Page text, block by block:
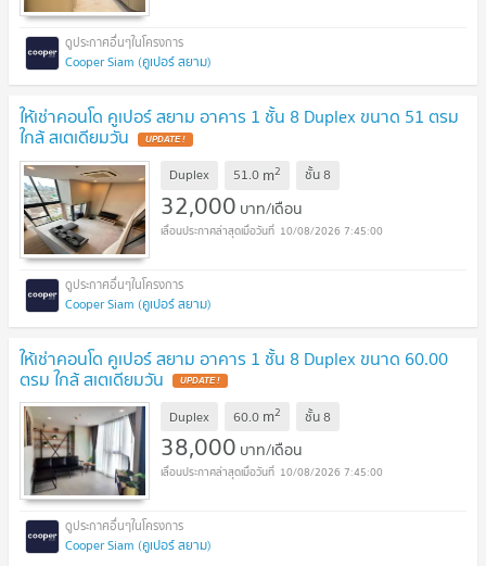
Cooper Siam (คูเปอร์ สยาม)
ให้เช่าคอนโด คูเปอร์ สยาม อาคาร 1 ชั้น 8 Duplex ขนาด 51 ตรม
ใกล้ สเตเดียมวัน UPDATE !
Duplex 51.0 m2 ชั้น8
32,000 บาท/เดือน
10/08/2026 7:45:00
Cooper Siam (คูเปอร์ สยาม)
ให้เช่าคอนโด คูเปอร์ สยาม อาคาร 1 ชั้น 8 Duplex ขนาด 60.00
ตรม ใกล้ สเตเดียมวัน UPDATE !
Duplex 60.0 m2 ชั้น8
38,000 บาท/เดือน
10/08/2026 7:45:00
Cooper Siam (คูเปอร์ สยาม)